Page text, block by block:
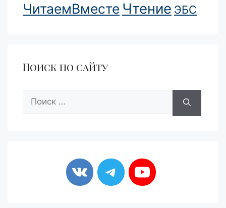
ЧитаемВместе Чтение ЭБС
Поиск по сайту